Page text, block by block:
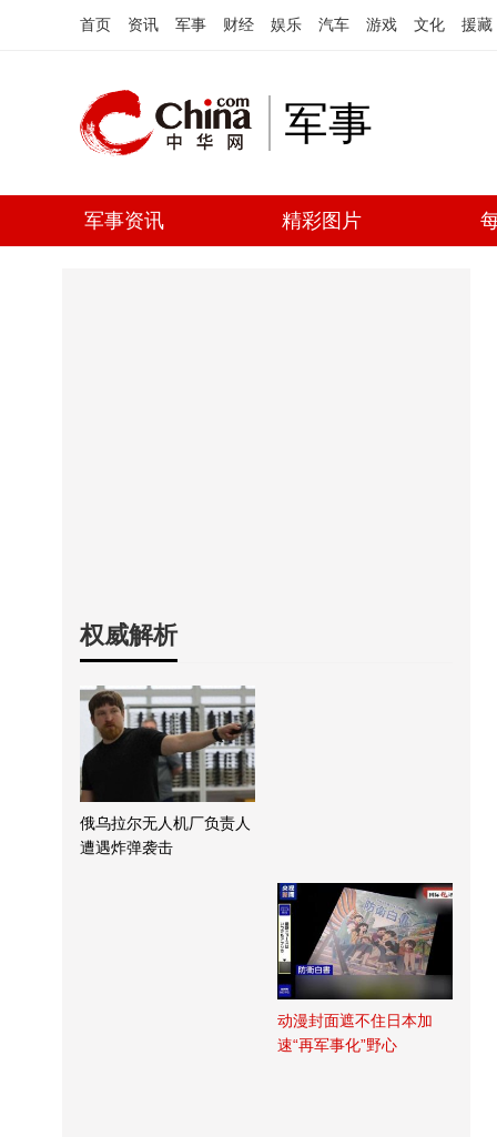
首页 资讯 军事 财经 娱乐 汽车 游戏 文化 援藏
军事
军事资讯 精彩图片
权威解析
俄乌拉尔无人机厂负责人
遭遇炸弹袭击
动漫封面遮不住日本加
速“再军事化”野心